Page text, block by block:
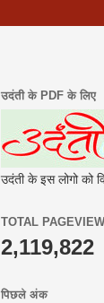
उदंती के PDF के लिए
उदंती के इस लोगो को
TOTAL
2,119,822
पिछले अंक